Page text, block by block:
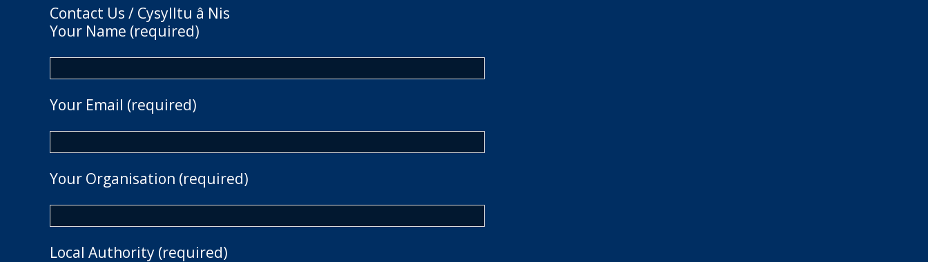
Contact Us / Cysylltu â Nis
Your Name (required)
Your Email (required)
Your Organisation (required)
Local Authority (required)